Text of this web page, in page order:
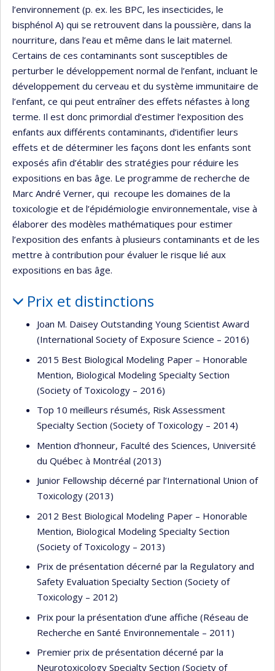
l’environnement (p. ex. les BPC, les insecticides, le
bisphénol A) qui se retrouvent dans la poussière, dans la
nourriture, dans l’eau et même dans le lait maternel.
Certains de ces contaminants sont susceptibles de
perturber le développement normal de l’enfant, incluant le
développement du cerveau et du système immunitaire de
l’enfant, ce qui peut entraîner des effets néfastes à long
terme. Il est donc primordial d’estimer l’exposition des
enfants aux différents contaminants, d’identifier leurs
effets et de déterminer les façons dont les enfants sont
exposés afin d’établir des stratégies pour réduire les
expositions en bas âge. Le programme de recherche de
Marc André Verner, qui recoupe les domaines de la
toxicologie et de l’épidémiologie environnementale, vise à
élaborer des modèles mathématiques pour estimer
l’exposition des enfants à plusieurs contaminants et de les
mettre à contribution pour évaluer le risque lié aux
expositions en bas âge.
Prix et distinctions
Joan M. Daisey Outstanding Young Scientist Award
(International Society of Exposure Science – 2016)
2015 Best Biological Modeling Paper – Honorable
Mention, Biological Modeling Specialty Section
(Society of Toxicology – 2016)
Top 10 meilleurs résumés, Risk Assessment
Specialty Section (Society of Toxicology – 2014)
Mention d’honneur, Faculté des Sciences, Université
du Québec à Montréal (2013)
Junior Fellowship décerné par l’International Union of
Toxicology (2013)
2012 Best Biological Modeling Paper – Honorable
Mention, Biological Modeling Specialty Section
(Society of Toxicology – 2013)
Prix de présentation décerné par la Regulatory and
Safety Evaluation Specialty Section (Society of
Toxicology – 2012)
Prix pour la présentation d’une affiche (Réseau de
Recherche en Santé Environnementale – 2011)
Premier prix de présentation décerné par la
Neurotoxicology Specialty Section (Society of